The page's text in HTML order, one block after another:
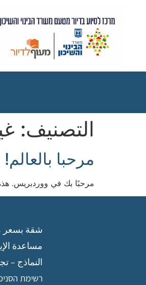
التصنيف:
مرحبا بالعالم!
مرحبًا بك في ووردبريس. هذه
شقة
مساعدة
النماذج –
רשימת